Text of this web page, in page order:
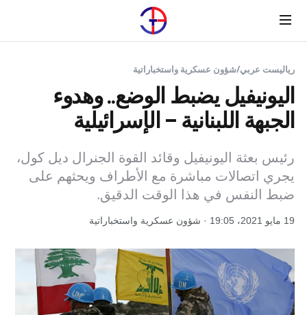
Menu
رياليست عربي/شؤون عسكرية واستخباراتية
اليونيفيل يضبط الوضع.. وهدوء
الجبهة اللبنانية – الإسرائيلية
رئيس بعثة اليونيفيل وقائد القوة الجنرال ديل كول،
يجري اتصالات مباشرة مع الأطراف ويحثهم على
ضبط النفس في هذا الوقت الدقيق.
19 مايو 2021، 19:05 · شؤون عسكرية واستخباراتية